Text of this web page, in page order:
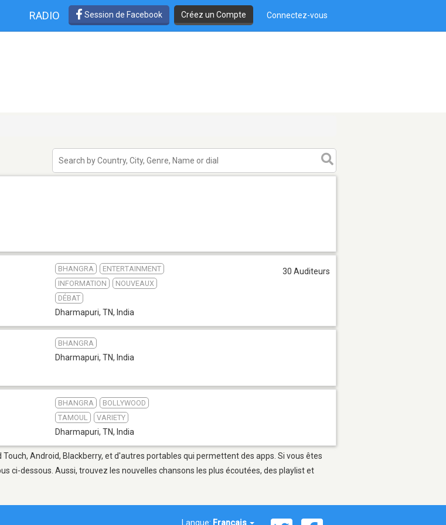
RADIO Session de Facebook Créez un Compte Connectez-vous
BHANGRA
ENTERTAINMENT
INFORMATION
NOUVEAUX
DÉBAT
Dharmapuri, TN, India
30 Auditeurs
BHANGRA
Dharmapuri, TN, India
BHANGRA
BOLLYWOOD
TAMOUL
VARIETY
Dharmapuri, TN, India
Android, Blackberry, et d'autres portables qui permettent des apps. Si vous êtes
ci-dessous. Aussi, trouvez les nouvelles chansons les plus écoutées, des playlist et
Langue: Français